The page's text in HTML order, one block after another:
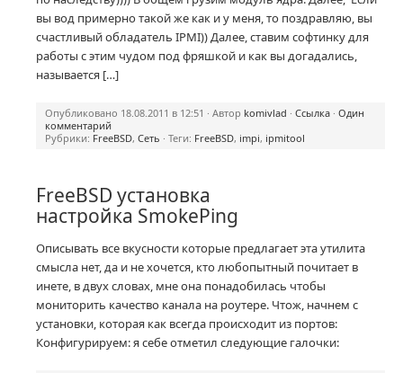
вы вод примерно такой же как и у меня, то поздравляю, вы
счастливый обладатель IPMI)) Далее, ставим софтинку для
работы с этим чудом под фряшкой и как вы догадались,
называется […]
Опубликовано 18.08.2011 в 12:51 · Автор komivlad · Ссылка · Один
комментарий
Рубрики: FreeBSD, Сеть · Теги: FreeBSD, impi, ipmitool
FreeBSD установка
настройка SmokePing
Описывать все вкусности которые предлагает эта утилита
смысла нет, да и не хочется, кто любопытный почитает в
инете, в двух словах, мне она понадобилась чтобы
мониторить качество канала на роутере. Чтож, начнем с
установки, которая как всегда происходит из портов:
Конфигурируем: я себе отметил следующие галочки: